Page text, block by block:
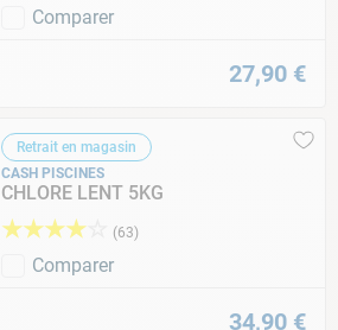
Comparer
27,90 €
Retrait en magasin
CASH PISCINES
CHLORE LENT 5KG
★★★★ (63)
Comparer
34,90 €